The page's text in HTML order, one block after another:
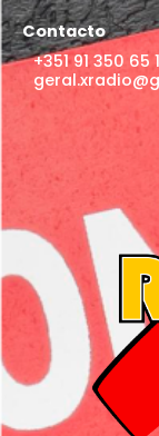
Contacto
+351 91 350 65